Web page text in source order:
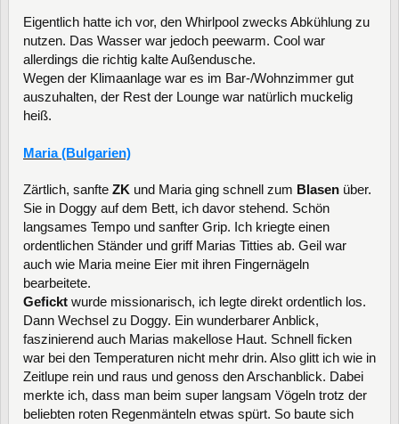
Eigentlich hatte ich vor, den Whirlpool zwecks Abkühlung zu
nutzen. Das Wasser war jedoch peewarm. Cool war
allerdings die richtig kalte Außendusche.
Wegen der Klimaanlage war es im Bar-/Wohnzimmer gut
auszuhalten, der Rest der Lounge war natürlich muckelig
heiß.
Maria (Bulgarien)
Zärtlich, sanfte ZK und Maria ging schnell zum Blasen über.
Sie in Doggy auf dem Bett, ich davor stehend. Schön
langsames Tempo und sanfter Grip. Ich kriegte einen
ordentlichen Ständer und griff Marias Titties ab. Geil war
auch wie Maria meine Eier mit ihren Fingernägeln
bearbeitete.
Gefickt wurde missionarisch, ich legte direkt ordentlich los.
Dann Wechsel zu Doggy. Ein wunderbarer Anblick,
faszinierend auch Marias makellose Haut. Schnell ficken
war bei den Temperaturen nicht mehr drin. Also glitt ich wie in
Zeitlupe rein und raus und genoss den Arschanblick. Dabei
merkte ich, dass man beim super langsam Vögeln trotz der
beliebten roten Regenmänteln etwas spürt. So baute sich